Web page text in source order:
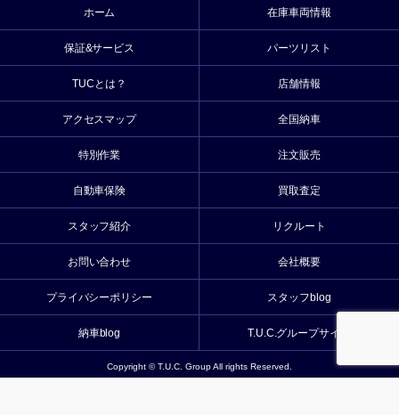
ホーム 在庫車両情報
保証&サービス パーツリスト
TUCとは？ 店舗情報
アクセスマップ 全国納車
特別作業 注文販売
自動車保険 買取査定
スタッフ紹介 リクルート
お問い合わせ 会社概要
プライバシーポリシー スタッフblog
納車blog T.U.C.グループサイト
Copyright © T.U.C. Group All rights Reserved.